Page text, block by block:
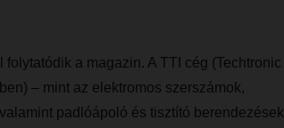
a magazin. A TTI cég (Techtronic
– mint az elektromos szerszámok,
padlóápoló és tisztító berendezések